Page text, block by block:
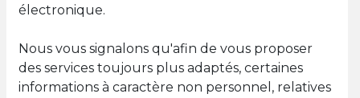
électronique.
Nous vous signalons qu'afin de vous proposer
des services toujours plus adaptés, certaines
informations à caractère non personnel, relatives